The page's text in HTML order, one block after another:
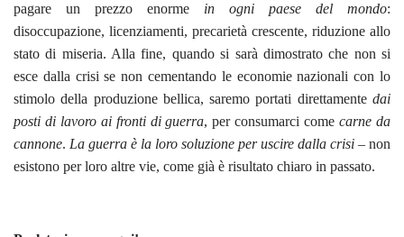
pagare un prezzo enorme in ogni paese del mondo:
disoccupazione, licenziamenti, precarietà crescente, riduzione allo
stato di miseria. Alla fine, quando si sarà dimostrato che non si
esce dalla crisi se non cementando le economie nazionali con lo
stimolo della produzione bellica, saremo portati direttamente dai
posti di lavoro ai fronti di guerra, per consumarci comecarne da
cannone. La guerra è la loro soluzione per uscire dalla crisi – non
esistono per loro altre vie, come già è risultato chiaro in passato.